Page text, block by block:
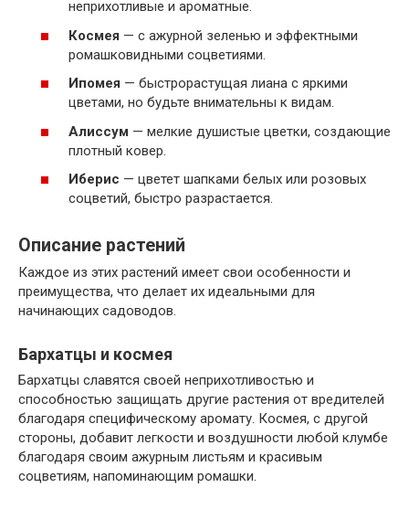
неприхотливые и ароматные.
Космея — с ажурной зеленью и эффектными
ромашковидными соцветиями.
Ипомея — быстрорастущая лиана с яркими
цветами, но будьте внимательны к видам.
Алиссум — мелкие душистые цветки, создающие
плотный ковер.
Иберис — цветет шапками белых или розовых
соцветий, быстро разрастается.
Описание растений
Каждое из этих растений имеет свои особенности и
преимущества, что делает их идеальными для
начинающих садоводов.
Бархатцы и космея
Бархатцы славятся своей неприхотливостью и
способностью защищать другие растения от вредителей
благодаря специфическому аромату. Космея, с другой
стороны, добавит легкости и воздушности любой клумбе
благодаря своим ажурным листьям и красивым
соцветиям, напоминающим ромашки.